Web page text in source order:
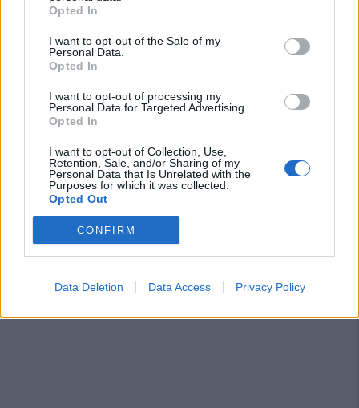
Opted In
I want to opt-out of the Sale of my
Personal Data.
Opted In
I want to opt-out of processing my
Personal Data for Targeted Advertising.
Opted In
I want to opt-out of Collection, Use,
Retention, Sale, and/or Sharing of my
Personal Data that Is Unrelated with the
Purposes for which it was collected.
Opted Out
CONFIRM
Data Deletion Data Access Privacy Policy
Le 5 sarde ancora nel girone G con 8 squadre
laziali, 4 campane e la novità dei molisani del
Anche il Fasano out e le ammissioni salgono
ripescate
5 Ago 2026
Latte Dolce, Luigi Piredda il primo dei
4 Ago 2026